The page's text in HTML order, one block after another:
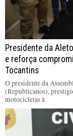
Presidente da
e reforça
Tocantins
O presidente da
(Republicanos),
motocicletas à